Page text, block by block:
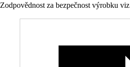
Zodpovědnost za bezpečnost výrobku viz